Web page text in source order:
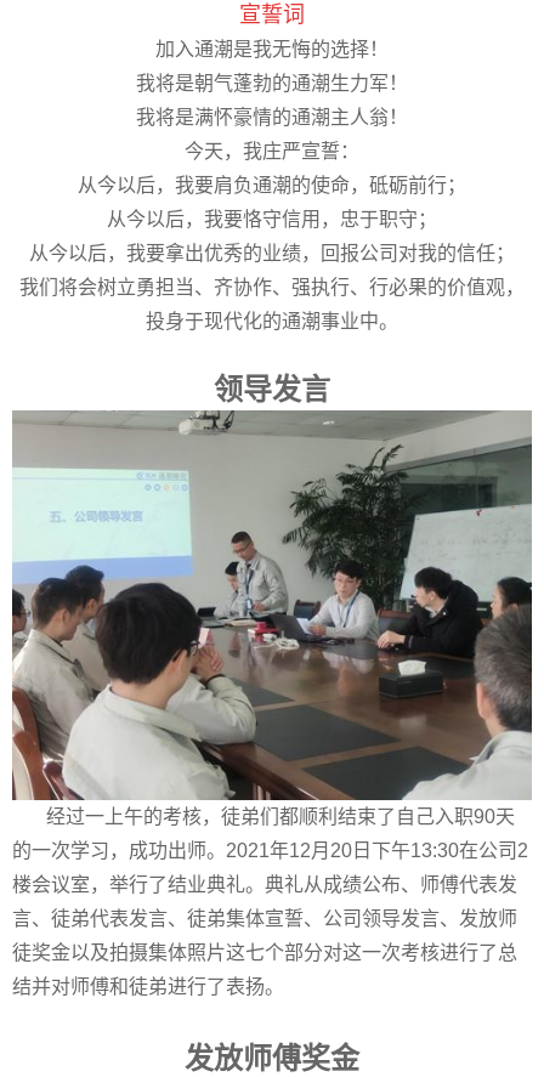
宣誓词
加入通潮是我无悔的选择！
我将是朝气蓬勃的通潮生力军！
我将是满怀豪情的通潮主人翁！
今天，我庄严宣誓：
从今以后，我要肩负通潮的使命，砥砺前行；
从今以后，我要恪守信用，忠于职守；
从今以后，我要拿出优秀的业绩，回报公司对我的信任；
我们将会树立勇担当、齐协作、强执行、行必果的价值观，
投身于现代化的通潮事业中。
领导发言
经过一上午的考核，徒弟们都顺利结束了自己入职90天
的一次学习，成功出师。 2021年12月 20 日下午13:30在公司2
楼会议室，举行了结业典礼。典礼从成绩公布、师傅代表发
言、徒弟代表发言、徒弟集体宣誓、公司领导发言、发放师
徒奖金以及拍摄集体照片这七个部分对这一次考核进行了总
结并对师傅和徒弟进行了表扬。
发放师傅奖金